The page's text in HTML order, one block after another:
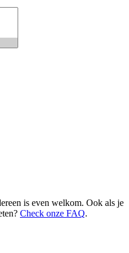
is even welkom. Ook als je
Check onze FAQ.